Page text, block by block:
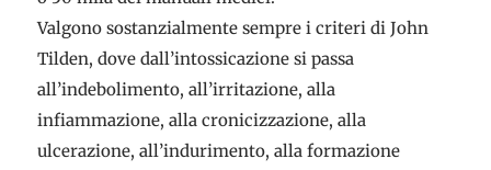
Valgono sostanzialmente sempre i criteri di John
Tilden, dove dall’intossicazione si passa
all’indebolimento, all’irritazione, alla
infiammazione, alla cronicizzazione, alla
ulcerazione, all’indurimento, alla formazione